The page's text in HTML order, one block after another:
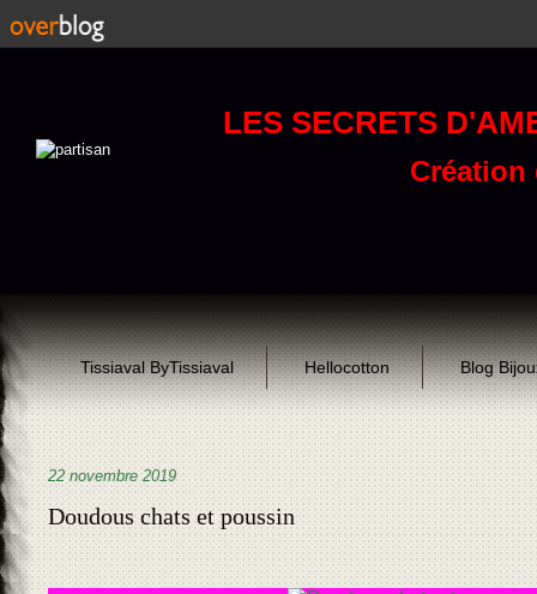
LES SECRETS
Création
Tissiaval ByTissiaval Hellocotton Blog
22 novembre 2019
Doudous chats et poussin